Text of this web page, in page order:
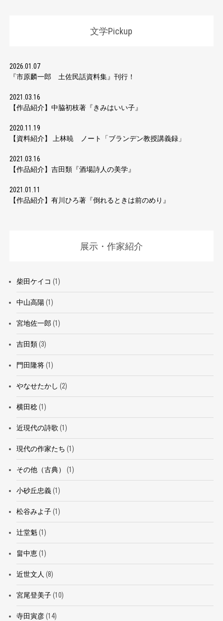
文学Pickup
2026.01.07
『市原麟一郎 土佐民話資料集』刊行！
2021.03.16
【作品紹介】中脇初枝著『きみはいい子』
2020.11.19
【資料紹介】 上林暁 ノート「ブランデン教授講義録」
2021.03.16
【作品紹介】吉田類『酒場詩人の美学』
2021.01.11
【作品紹介】有川ひろ著『倒れるときは前のめり』
展示・作家紹介
柴田ケイコ (1)
中山高陽(1)
宮地佐一郎 (1)
吉田類(3)
門田隆将(1)
やなせたかし (2)
横田稔(1)
近現代の詩歌 (1)
現代の作家たち (1)
その他（古典） (1)
小砂丘忠義(1)
松谷みよ子(1)
辻堂魁(1)
畠中恵(1)
近世文人 (8)
宮尾登美子(10)
寺田寅彦(14)